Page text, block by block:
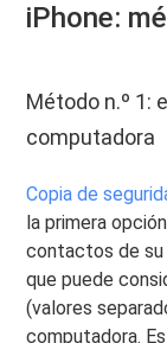
iPhone:
Método n.º 1:
computadora
Copia de
la primera
contactos de su
que puede
(valores
computadora.